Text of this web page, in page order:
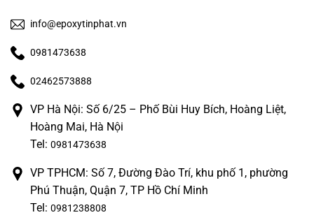
info@epoxytinphat.vn
0981473638
02462573888
VP Hà Nội: Số 6/25 – Phố Bùi Huy Bích, Hoàng Liệt,
Hoàng Mai, Hà Nội
Tel: 0981473638
VP TPHCM: Số 7, Đường Đào Trí, khu phố 1, phường
Phú Thuận, Quận 7, TP Hồ Chí Minh
Tel: 0981238808